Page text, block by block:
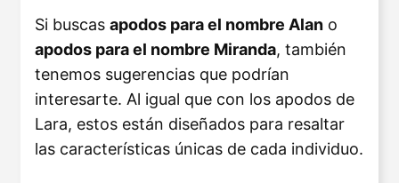
Si buscas apodos para el nombre Alan o
apodos para el nombre Miranda, también
tenemos sugerencias que podrían
interesarte. Al igual que con los apodos de
Lara, estos están diseñados para resaltar
las características únicas de cada individuo.